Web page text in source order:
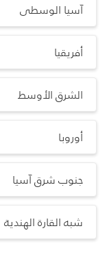
آسيا الوسطى
أفريقيا
الشرق الأوسط
أوروبا
جنوب شرق آسيا
شبه القارة الهندية